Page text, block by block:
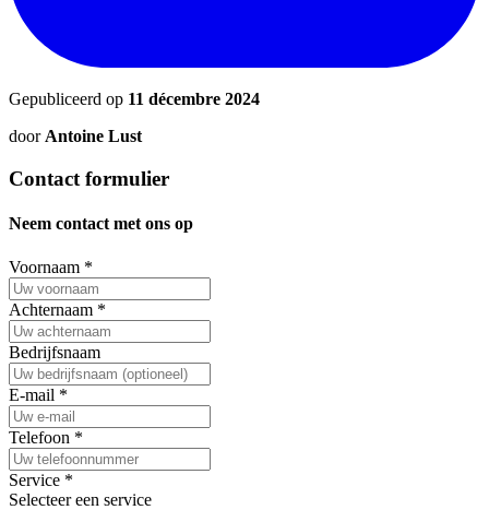
Gepubliceerd op 11 décembre 2024
door Antoine Lust
Contact formulier
Neem contact met ons op
Voornaam *
Achternaam *
Bedrijfsnaam
E-mail *
Telefoon *
Service *
Selecteer een service